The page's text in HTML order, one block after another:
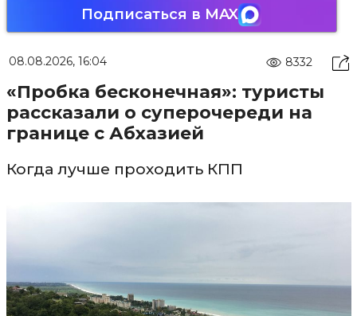
Подписаться в MAX
08.08.2026, 16:04 8332
«Пробка бесконечная»: туристы
рассказали о суперочереди на
границе с Абхазией
Когда лучше проходить КПП